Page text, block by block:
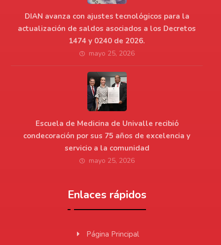
DIAN avanza con ajustes tecnológicos para la
actualización de saldos asociados a los Decretos
1474 y 0240 de 2026.
mayo 25, 2026
Escuela de Medicina de Univalle recibió
condecoración por sus 75 años de excelencia y
servicio a la comunidad
mayo 25, 2026
Enlaces rápidos
Página Principal